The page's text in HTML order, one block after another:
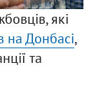
які
на Донбасі,
та